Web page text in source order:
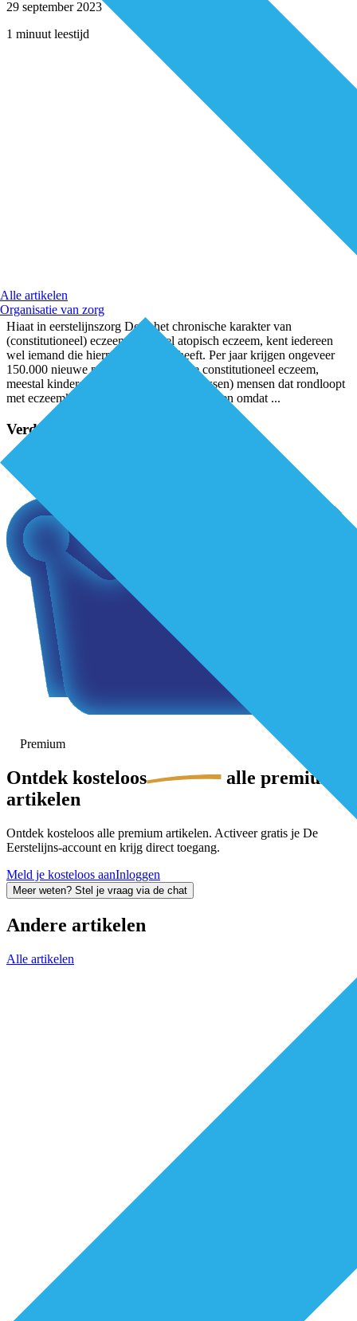
Alle artikelen
Organisatie van zorg
29 september 2023
1 minuut leestijd
Hiaat in eerstelijnszorg Door het chronische karakter van
(constitutioneel) eczeem, ook wel atopisch eczeem, kent iedereen
wel iemand die hiermee te maken heeft. Per jaar krijgen ongeveer
150.000 nieuwe patiënten de diagnose constitutioneel eczeem,
meestal kinderen maar het aantal (volwassen) mensen dat rondloopt
met eczeemklachten blijft lastig vast te stellen omdat ...
Verder lezen?
Premium
Ontdek kosteloos
alle premium-
artikelen
Ontdek kosteloos alle premium artikelen. Activeer gratis je De
Eerstelijns-account en krijg direct toegang.
Meld je kosteloos aanInloggen
Meer weten? Stel je vraag via de chat
Andere artikelen
Alle artikelen